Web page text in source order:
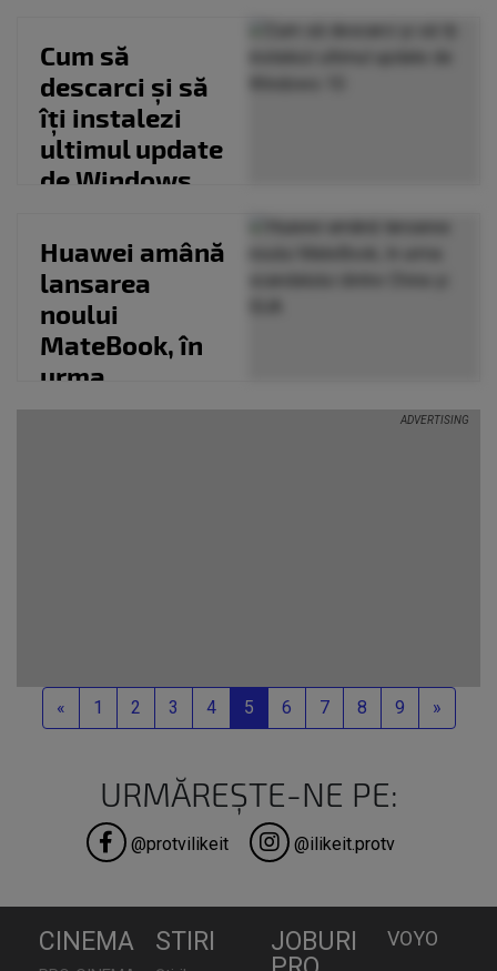
Cum să
descarci și să
îți instalezi
ultimul update
de Windows
Huawei amână
lansarea
noului
MateBook, în
urma
«Previous
1 2 3 4 5 6 7 8 9 »Next
URMĂREȘTE-NE PE:
@protvilikeit @ilikeit.protv
CINEMA STIRI
JOBURI
VOYO